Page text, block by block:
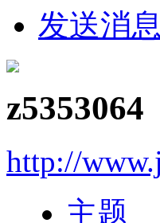
发送消息
z5353064
http://
主题